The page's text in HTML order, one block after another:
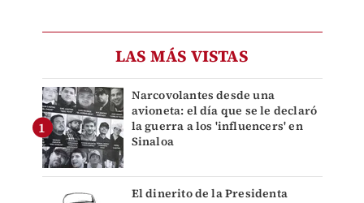
LAS MÁS VISTAS
Narcovolantes desde una
avioneta: el día que se le declaró
la guerra a los 'influencers' en
Sinaloa
El dinerito de la Presidenta